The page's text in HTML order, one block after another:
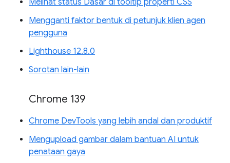
Melihat status Dasar di tooltip properti CSS
Mengganti faktor bentuk di petunjuk klien agen
pengguna
Lighthouse 12.8.0
Sorotan lain-lain
Chrome 139
Chrome DevTools yang lebih andal dan produktif
Mengupload gambar dalam bantuan AI untuk
penataan gaya